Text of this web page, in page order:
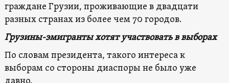
граждане Грузии, проживающие в двадцати
разных странах из более чем 70 городов.
Грузины-эмигранты хотят участвовать в выборах
По словам президента, такого интереса к
выборам со стороны диаспоры не было уже